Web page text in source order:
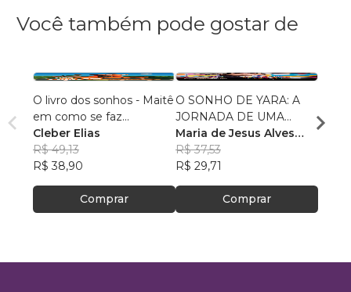
Você também pode gostar de
O livro dos sonhos - Maitê
em como se faz...
Cleber Elias
R$ 49,13
R$ 38,90
Comprar
O SONHO DE YARA: A
JORNADA DE UMA
MENINA INDÍGENA
Maria de Jesus Alves
dos Santos
R$ 37,53
R$ 29,71
Comprar
R$